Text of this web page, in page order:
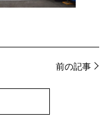
前の記事